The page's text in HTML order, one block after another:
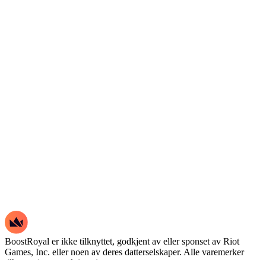
BoostRoyal er ikke tilknyttet, godkjent av eller sponset av Riot
Games, Inc. eller noen av deres datterselskaper. Alle varemerker